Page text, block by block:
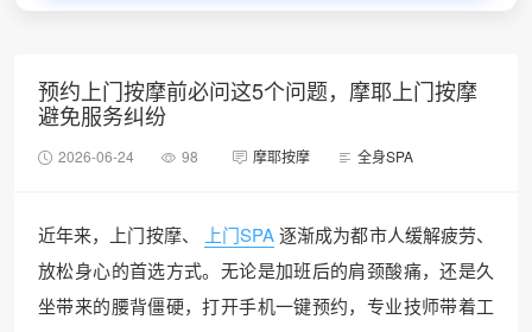
预约上门按摩前必问这5个问题，摩耶上门按摩
避免服务纠纷
2026-06-24 98 摩耶按摩 全身SPA
近年来，上门按摩、 上门SPA逐渐成为都市人缓解疲劳、
放松身心的首选方式。无论是加班后的肩颈酸痛，还是久
坐带来的腰背僵硬，打开手机一键预约，专业技师带着工